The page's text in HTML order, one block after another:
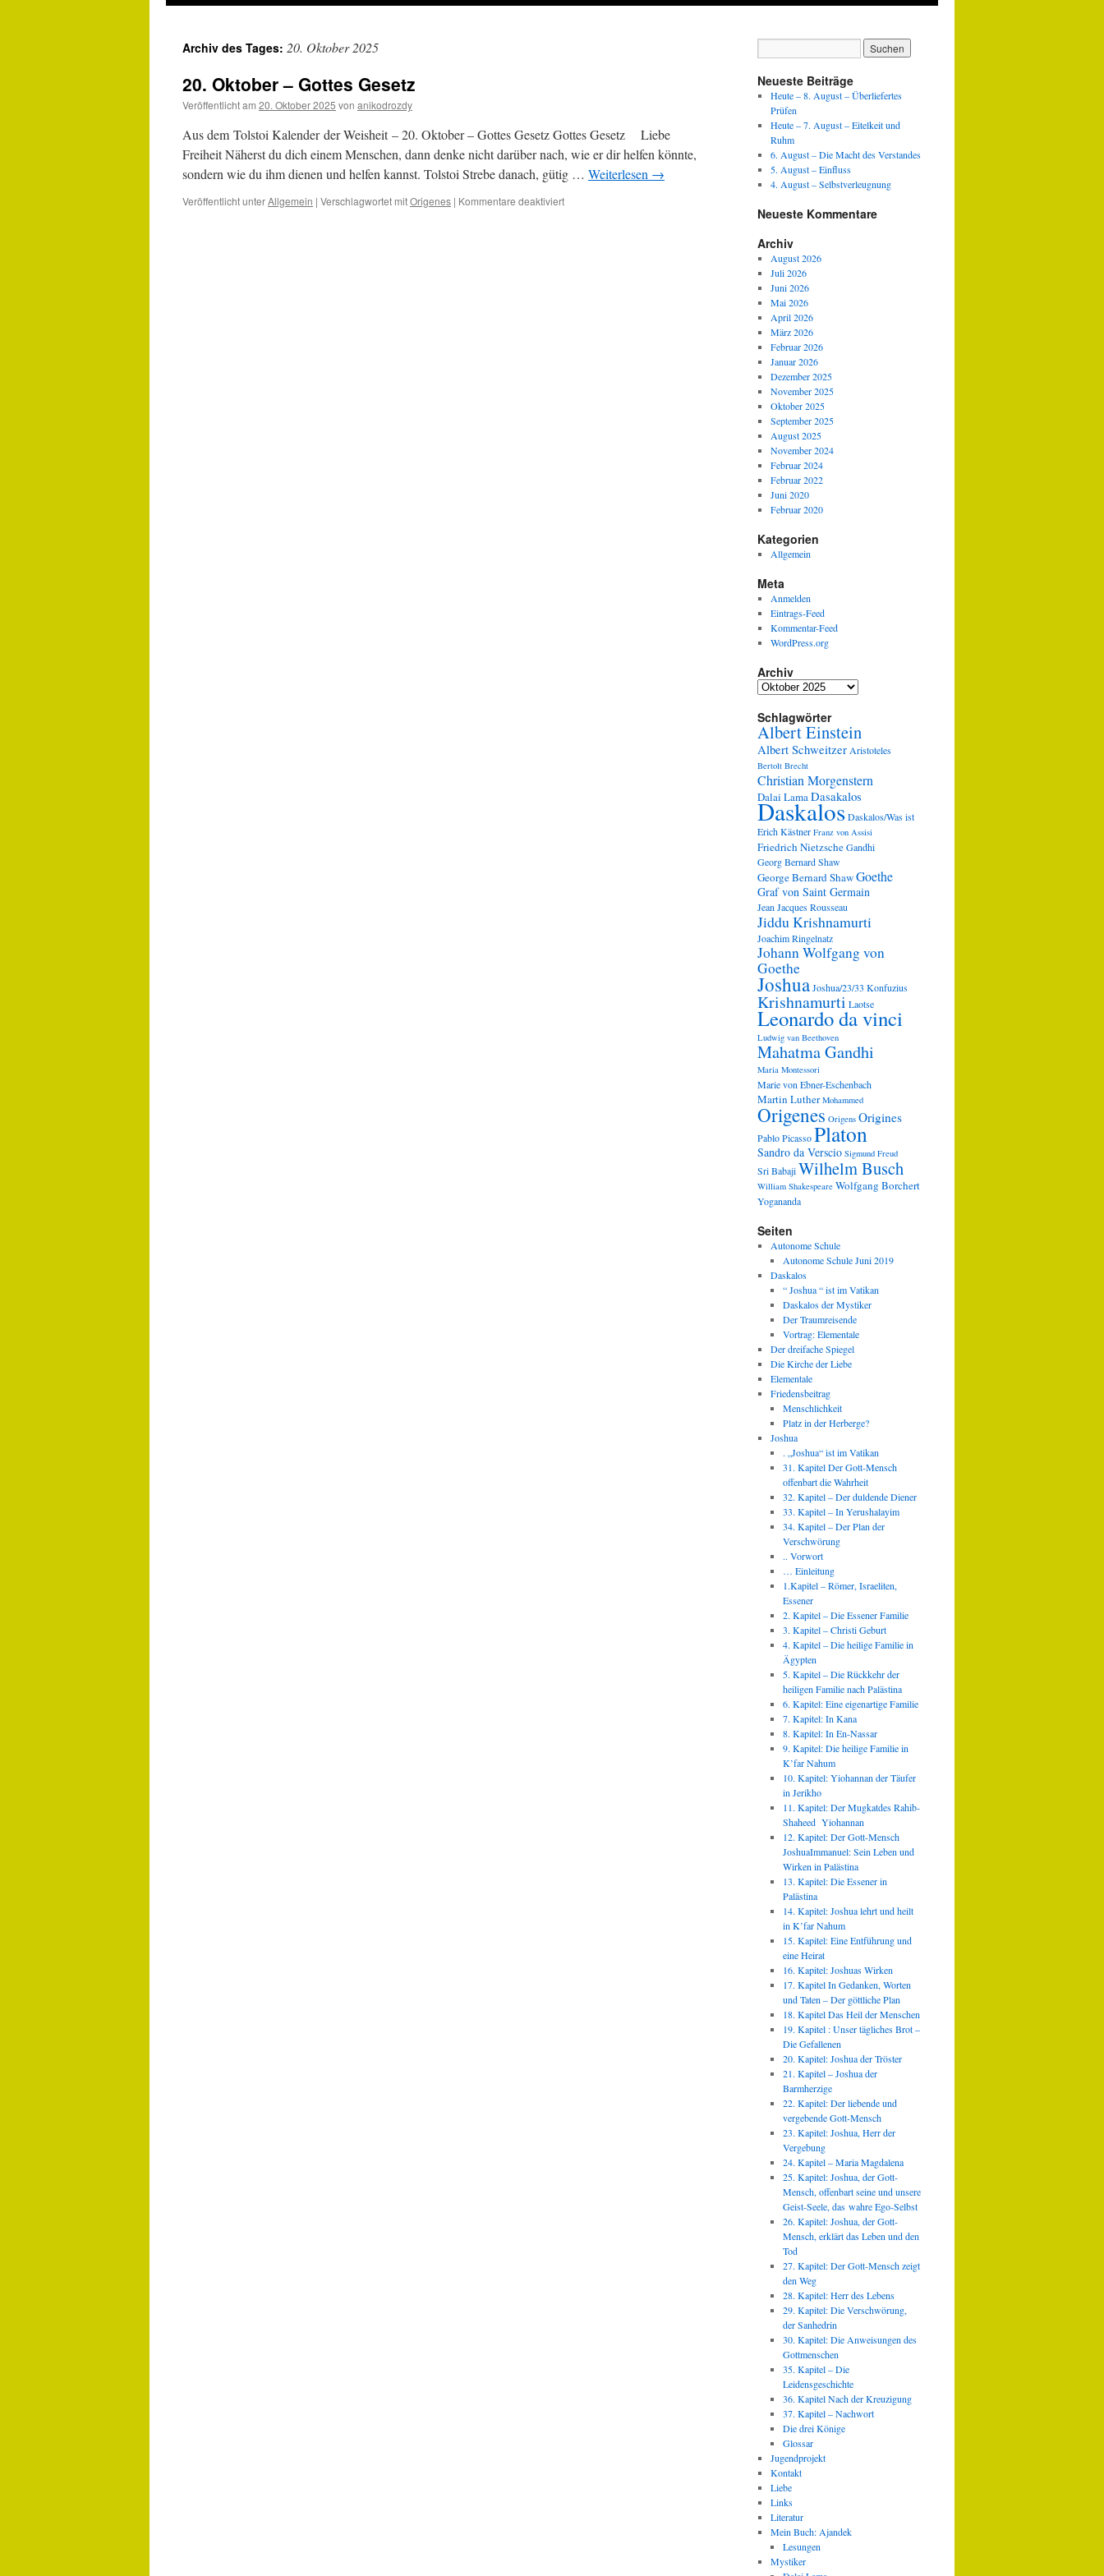
Archiv des Tages: 20. Oktober 2025
20. Oktober – Gottes Gesetz
Veröffentlicht am 20. Oktober 2025 von anikodrozdy
Aus dem Tolstoi Kalender der Weisheit – 20. Oktober – Gottes Gesetz Gottes Gesetz Liebe
Freiheit Näherst du dich einem Menschen, dann denke nicht darüber nach, wie er dir helfen könnte,
sondern wie du ihm dienen und helfen kannst. Tolstoi Strebe danach, gütig … Weiterlesen →
Veröffentlicht unterAllgemein | Verschlagwortet mitOrigenes | Kommentare deaktiviertfür
Neueste Beiträge
Heute – 8. August – Überliefertes
Prüfen
Heute – 7. August – Eitelkeit und
Ruhm
6. August – Die Macht des Verstandes
5. August – Einfluss
4. August – Selbstverleugnung
Neueste Kommentare
Archiv
August 2026
Juli 2026
Juni 2026
Mai 2026
April 2026
März 2026
Februar 2026
Januar 2026
Dezember 2025
November 2025
Oktober 2025
September 2025
August 2025
November 2024
Februar 2024
Februar 2022
Juni 2020
Februar 2020
Kategorien
Allgemein
Meta
Anmelden
Eintrags-Feed
Kommentar-Feed
WordPress.org
Archiv
Archiv
Schlagwörter
Albert Einstein
Albert Schweitzer Aristoteles
Bertolt Brecht
Christian Morgenstern
Dalai LamaDasakalos
DaskalosDaskalos/Was ist
Erich Kästner Franz von Assisi
Friedrich NietzscheGandhi
Georg Bernard Shaw
George Bernard ShawGoethe
Graf von Saint Germain
Jean Jacques Rousseau
Jiddu Krishnamurti
Joachim Ringelnatz
Johann Wolfgang von
Goethe
JoshuaJoshua/23/33 Konfuzius
Krishnamurti Laotse
Leonardo da vinci
Ludwig van Beethoven
Mahatma Gandhi
Maria Montessori
Marie von Ebner-Eschenbach
Martin Luther Mohammed
Origenes Origens Origines
Pablo PicassoPlaton
Sandro da Verscio Sigmund Freud
Sri BabajiWilhelm Busch
William Shakespeare Wolfgang Borchert
Yogananda
Seiten
Autonome Schule
Autonome Schule Juni 2019
Daskalos
“ Joshua “ ist im Vatikan
Daskalos der Mystiker
Der Traumreisende
Vortrag: Elementale
Der dreifache Spiegel
Die Kirche der Liebe
Elementale
Friedensbeitrag
Menschlichkeit
Platz in der Herberge?
Joshua
. „Joshua“ ist im Vatikan
31. Kapitel Der Gott-Mensch
offenbart die Wahrheit
32. Kapitel – Der duldende Diener
33. Kapitel – In Yerushalayim
34. Kapitel – Der Plan der
Verschwörung
.. Vorwort
… Einleitung
1.Kapitel – Römer, Israeliten,
Essener
2. Kapitel – Die Essener Familie
3. Kapitel – Christi Geburt
4. Kapitel – Die heilige Familie in
Ägypten
5. Kapitel – Die Rückkehr der
heiligen Familie nach Palästina
6. Kapitel: Eine eigenartige Familie
7. Kapitel: In Kana
8. Kapitel: In En-Nassar
9. Kapitel: Die heilige Familie in
K’far Nahum
10. Kapitel: Yiohannan der Täufer
in Jerikho
11. Kapitel: Der Mugkatdes Rahib-
Shaheed Yiohannan
12. Kapitel: Der Gott-Mensch
JoshuaImmanuel: Sein Leben und
Wirken in Palästina
13. Kapitel: Die Essener in
Palästina
14. Kapitel: Joshua lehrt und heilt
in K’far Nahum
15. Kapitel: Eine Entführung und
eine Heirat
16. Kapitel: Joshuas Wirken
17. Kapitel In Gedanken, Worten
und Taten – Der göttliche Plan
18. Kapitel Das Heil der Menschen
19. Kapitel : Unser tägliches Brot –
Die Gefallenen
20. Kapitel: Joshua der Tröster
21. Kapitel – Joshua der
Barmherzige
22. Kapitel: Der liebende und
vergebende Gott-Mensch
23. Kapitel: Joshua, Herr der
Vergebung
24. Kapitel – Maria Magdalena
25. Kapitel: Joshua, der Gott-
Mensch, offenbart seine und unsere
Geist-Seele, das wahre Ego-Selbst
26. Kapitel: Joshua, der Gott-
Mensch, erklärt das Leben und den
Tod
27. Kapitel: Der Gott-Mensch zeigt
den Weg
28. Kapitel: Herr des Lebens
29. Kapitel: Die Verschwörung,
der Sanhedrin
30. Kapitel: Die Anweisungen des
Gottmenschen
35. Kapitel – Die
Leidensgeschichte
36. Kapitel Nach der Kreuzigung
37. Kapitel – Nachwort
Die drei Könige
Glossar
Jugendprojekt
Kontakt
Liebe
Links
Literatur
Mein Buch: Ajandek
Lesungen
Mystiker